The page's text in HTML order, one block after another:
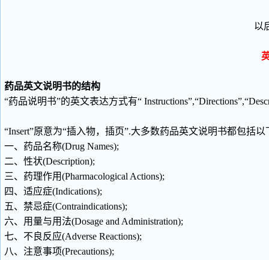
以
药品英文说明书的结构
“药品说明书”的英文表达方式有“
“Insert”原意为“插入物，插页”.大多数药品英文说明书都包括以
一、药品名称(Drug Names);
二、性状(Description);
三、药理作用(Pharmacological Actions);
四、适应症(Indications);
五、禁忌症(Contraindications);
六、用量与用法(Dosage and Administration);
七、不良反应(Adverse Reactions);
八、注意事项(Precautions);